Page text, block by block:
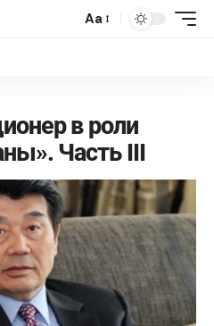
Aa
в роли
Часть III